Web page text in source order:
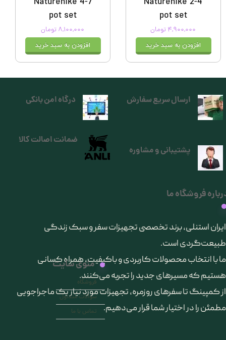
pot set
۴,۹۰۰,۰۰۰ تومان
افزودن به سبد خرید
pot set
۸,۱۰۰,۰۰۰ تومان
افزودن به سبد خرید
ارسال سریع سفارش
فروشگاه ما
​ایران استنلی، برند تخصصی تجهیزات سفر و سبک زندگی
طبیعت‌گردی است.
ما با انتخاب محصولات کاربردی و باکیفیت، همراه کسانی
هستیم که مسیرهای جدید را تجربه می‌کنند.
از کمپینگ تا سفرهای روزمره، تجهیزات مورد نیاز یک ماجراجویی
مطمئن را در اختیار شما قرار می‌دهیم.
منوی سایت
فروشگاه
سوالات متداول
تماس با ما
درگاه امن بانکی
پشتیبانی و مشاوره
ضمانت اصالت کالا